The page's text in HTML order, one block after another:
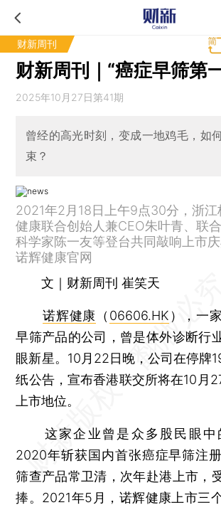
财新周刊
财新周刊｜“癌症早筛第
2025年10月27日第41期
曾经的高光时刻，变成一地鸡毛，如
束？
2021年2月18日上午9点30分，浙江
健康联合创始人兼CEO朱叶青、联
科学家陈一友等登台共同敲响上市庆
诺辉健康官网
文｜财新周刊 崔笑天
诺辉健康 （ 06606.HK ），一
早筛产品的公司，曾是体外诊断行
眼新星。10月22日晚，公司在停牌
纸公告，宣布香港联交所将在10月
上市地位。
这家企业曾是众多股民眼中
2020年斩获国内首张癌症早筛注
筛查产品常卫清，次年赴港上市，
捧。2021年5月，诺辉健康上市三